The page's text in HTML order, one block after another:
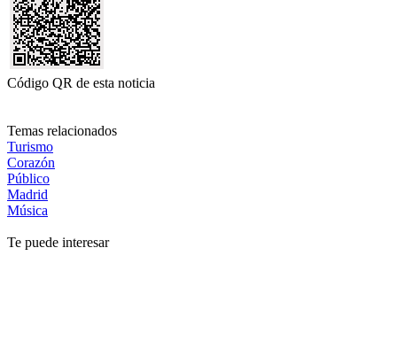
Código QR de esta noticia
Temas relacionados
Turismo
Corazón
Público
Madrid
Música
Te puede interesar